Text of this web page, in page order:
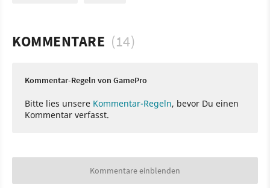
KOMMENTARE (14)
Kommentar-Regeln von GamePro
Bitte lies unsere Kommentar-Regeln, bevor Du einen
Kommentar verfasst.
Kommentare einblenden